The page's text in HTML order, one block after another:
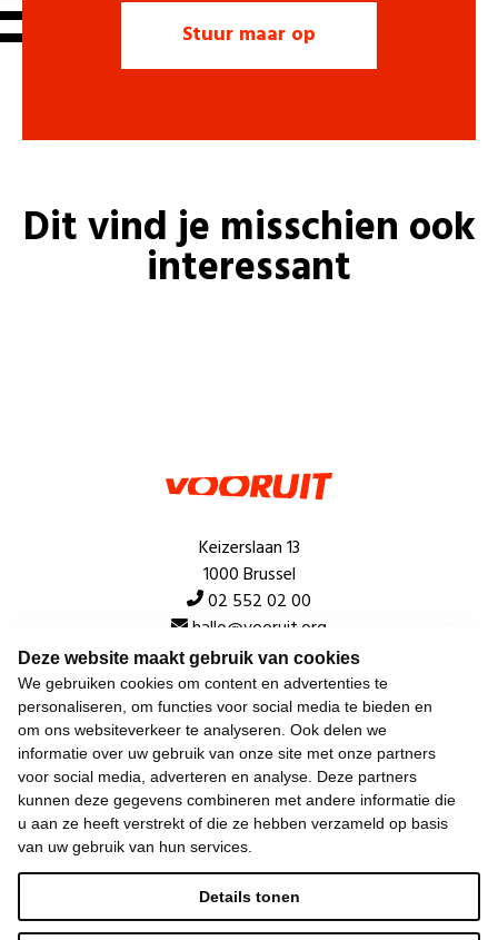
Deze website maakt gebruik van cookies
We gebruiken cookies om content en advertenties te
personaliseren, om functies voor social media te bieden en
om ons websiteverkeer te analyseren. Ook delen we
informatie over uw gebruik van onze site met onze partners
voor social media, adverteren en analyse. Deze partners
kunnen deze gegevens combineren met andere informatie die
u aan ze heeft verstrekt of die ze hebben verzameld op basis
van uw gebruik van hun services.
Details tonen
Dit vind je misschien ook
interessant
Keizerslaan 13
1000 Brussel
02 552 02 00
hallo@vooruit.org
Snel
Over de beweging
Algemeen
Laatste nieuws